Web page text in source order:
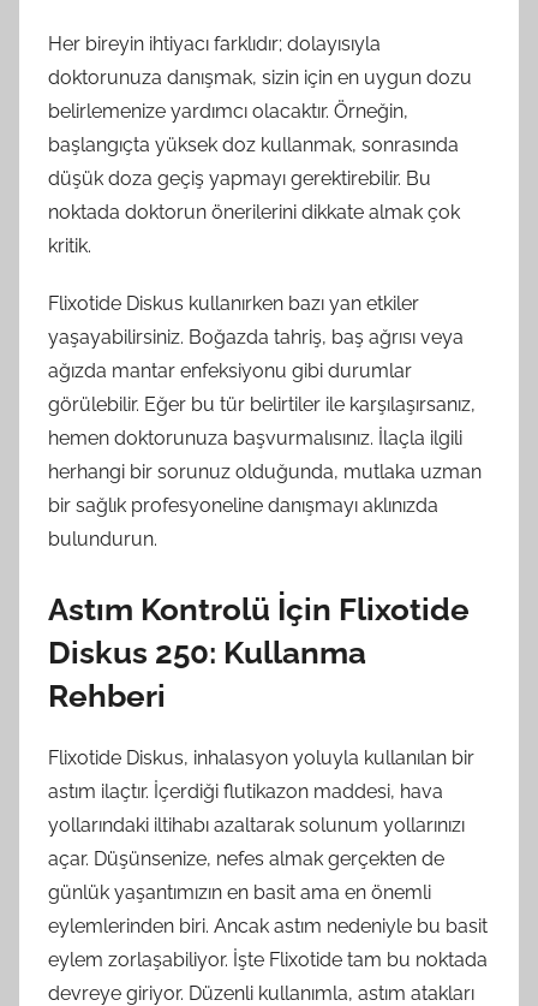
Her bireyin ihtiyacı farklıdır; dolayısıyla
doktorunuza danışmak, sizin için en uygun dozu
belirlemenize yardımcı olacaktır. Örneğin,
başlangıçta yüksek doz kullanmak, sonrasında
düşük doza geçiş yapmayı gerektirebilir. Bu
noktada doktorun önerilerini dikkate almak çok
kritik.
Flixotide Diskus kullanırken bazı yan etkiler
yaşayabilirsiniz. Boğazda tahriş, baş ağrısı veya
ağızda mantar enfeksiyonu gibi durumlar
görülebilir. Eğer bu tür belirtiler ile karşılaşırsanız,
hemen doktorunuza başvurmalısınız. İlaçla ilgili
herhangi bir sorunuz olduğunda, mutlaka uzman
bir sağlık profesyoneline danışmayı aklınızda
bulundurun.
Astım Kontrolü İçin Flixotide
Diskus 250: Kullanma
Rehberi
Flixotide Diskus, inhalasyon yoluyla kullanılan bir
astım ilaçtır. İçerdiği flutikazon maddesi, hava
yollarındaki iltihabı azaltarak solunum yollarınızı
açar. Düşünsenize, nefes almak gerçekten de
günlük yaşantımızın en basit ama en önemli
eylemlerinden biri. Ancak astım nedeniyle bu basit
eylem zorlaşabiliyor. İşte Flixotide tam bu noktada
devreye giriyor. Düzenli kullanımla, astım atakları